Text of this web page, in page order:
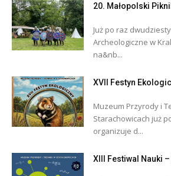
20. Małopolski
Już po raz
Archeologiczne w
na&nb...
XVII Festyn
Muzeum Przyrody i
Starachowicach już
organizuje d...
XIII Festiwal Nauki